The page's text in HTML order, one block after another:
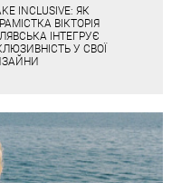
INCLUSIVE: ЯК
ВІКТОРІЯ
ІНТЕГРУЄ
У СВОЇ